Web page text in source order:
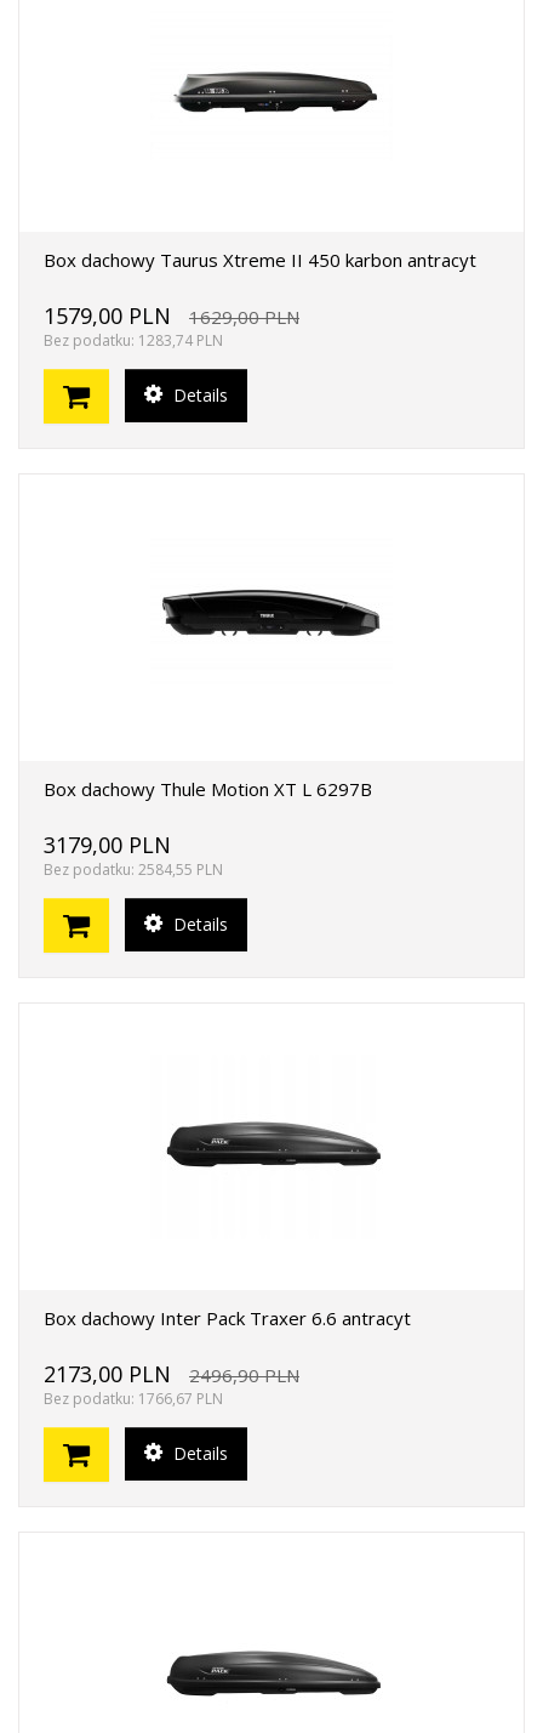
Box dachowy Taurus Xtreme II 450 karbon antracyt
1579,00 PLN 1629,00 PLN
Bez podatku: 1283,74 PLN
Details
Box dachowy Thule Motion XT L 6297B
3179,00 PLN
Bez podatku: 2584,55 PLN
Details
Box dachowy Inter Pack Traxer 6.6 antracyt
2173,00 PLN 2496,90 PLN
Bez podatku: 1766,67 PLN
Details